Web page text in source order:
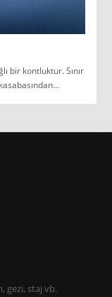
bir kontluktur. Sınır
gezi, staj vb.